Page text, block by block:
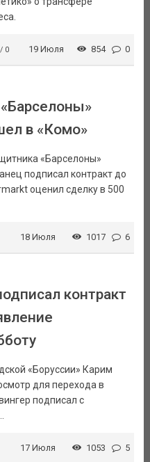
0 19 Июля 854 0
в «Комо»
«Барселоны»
подписал контракт до
оценил сделку в 500
18 Июля 1017 6
контракт
«Боруссии» Карим
для перехода в
подписал с
17 Июля 1053 5